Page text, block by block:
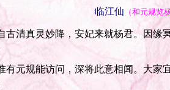
临江仙 （和元规览
清真灵妙降，安妃来就杨君。因缘
元规能访问，深将此意相闻。大家